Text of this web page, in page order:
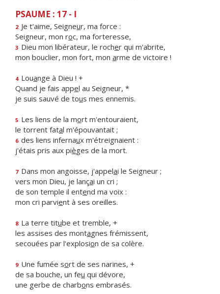
PSAUME : 17 - I
2 Je t'aime, Seigneur, ma force :
Seigneur, mon roc, ma forteresse,
3 Dieu mon libérateur, le rocher qui m'abrite,
mon bouclier, mon fort, mon arme de victoire !
4 Louange à Dieu ! +
Quand je fais appel au Seigneur, *
je suis sauvé de tous mes ennemis.
5 Les liens de la mort m'entouraient,
le torrent fatal m'épouvantait ;
6 des liens infernaux m'étreignaient :
j'étais pris aux pièges de la mort.
7 Dans mon angoisse, j'appelai le Seigneur ;
vers mon Dieu, je lançai un cri ;
de son temple il entend ma voix :
mon cri parvient à ses oreilles.
8 La terre titube et tremble, +
les assises des montagnes frémissent,
secouées par l'explosion de sa colère.
9 Une fumée sort de ses narines, +
de sa bouche, un feu qui dévore,
une gerbe de charbons embrasés.